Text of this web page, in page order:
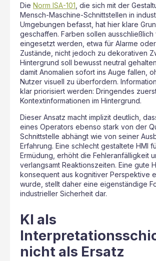
Die Norm ISA-101 , die sich mit der
Mensch-Maschine-Schnittstellen in
Umgebungen befasst, hat hier klare
geschaffen. Farben sollen ausschließlich
eingesetzt werden, etwa für Alarme
Zustände, nicht jedoch zu dekorativen
Hintergrund soll bewusst neutral
damit Anomalien sofort ins Auge fallen,
Nutzer visuell zu überfordern.
klar priorisiert werden: Dringendes
Kontextinformationen im Hintergrund.
Dieser Ansatz macht implizit deutlich,
eines Operators ebenso stark von der
Schnittstelle abhängt wie von seiner
Erfahrung. Eine schlecht gestaltete HMI
Ermüdung, erhöht die Fehleranfälligkeit
verlangsamt Reaktionszeiten. Eine gute
konsequent aus kognitiver Perspektive
wurde, stellt daher eine eigenständige
industrieller Sicherheit dar.
KI als
nicht als Ersatz